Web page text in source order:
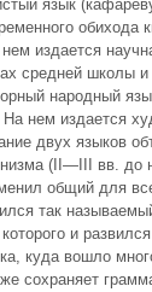
язык
обихода
издается
средней школы
народный
нем издается
двух языков
(II—III вв. до
общий для
так
и
куда вошло
сохраняет